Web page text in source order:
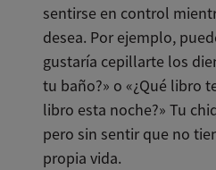
sentirse en control
desea. Por ejemplo,
gustaría cepillarte los
tu baño?» o «¿Qué libro
libro esta noche?» Tu
pero sin sentir que no
propia vida.